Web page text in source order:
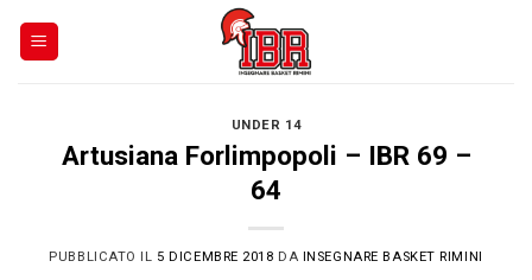
UNDER 14
Artusiana Forlimpopoli – IBR 69 –
64
PUBBLICATO IL 5 DICEMBRE 2018 DA INSEGNARE BASKET RIMINI